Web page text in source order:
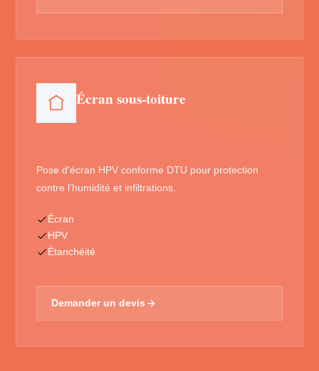
Écran sous-toiture
Pose d'écran HPV conforme DTU pour protection
contre l'humidité et infiltrations.
Écran
HPV
Étanchéité
Demander un devis